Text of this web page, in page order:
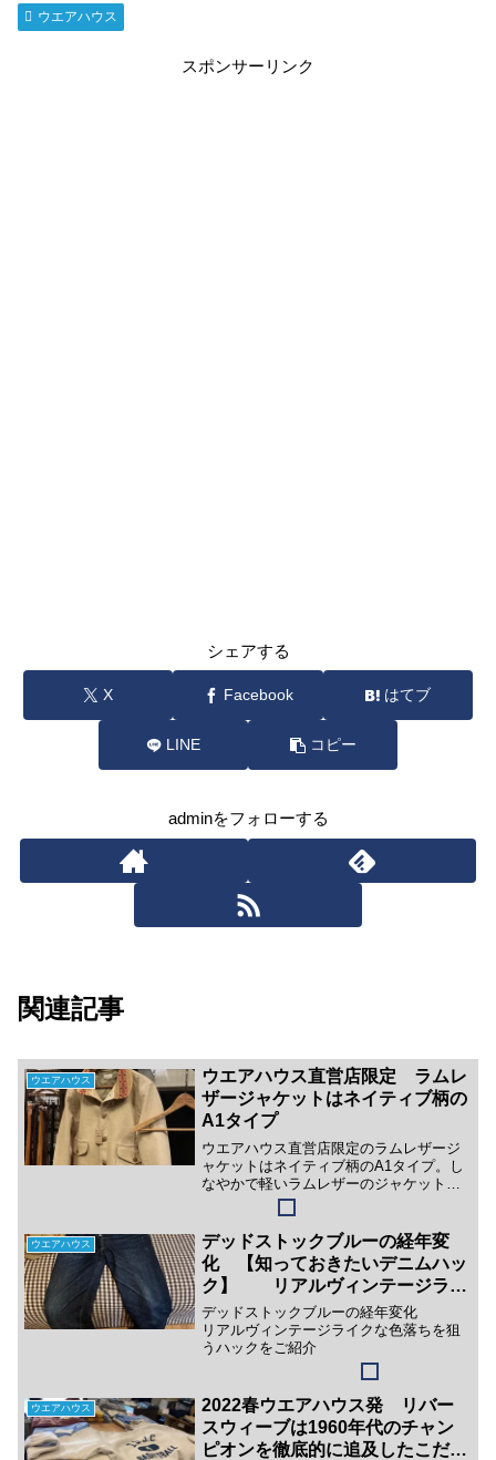
ウエアハウス
スポンサーリンク
シェアする
X Facebook はてブ
LINE コピー
adminをフォローする
関連記事
ウエアハウス
ウエアハウス直営店限定 ラムレ
ザージャケットはネイティブ柄の
A1タイプ
ウエアハウス直営店限定のラムレザージ
ャケットはネイティブ柄のA1タイプ。し
なやかで軽いラムレザーのジャケットは
当時のライフスタイルに合うトラベルア
イテムとして愛用されたヴィンテージを
再現したものです。ストレスのない着心
地に惹かれます。
ウエアハウス
デッドストックブルーの経年変
化 【知っておきたいデニムハッ
ク】 リアルヴィンテージライ
クな色落ちへの裏技
デッドストックブルーの経年変化
リアルヴィンテージライクな色落ちを狙
うハックをご紹介
ウエアハウス
2022春ウエアハウス発 リバー
スウィーブは1960年代のチャン
ピオンを徹底的に追及したこだわ